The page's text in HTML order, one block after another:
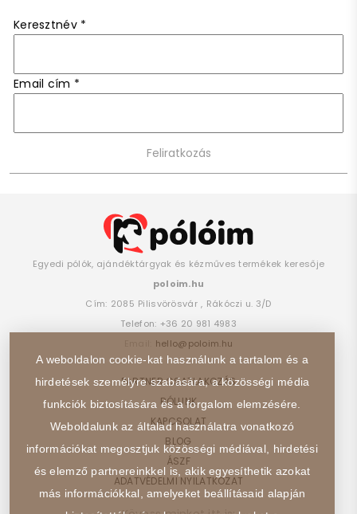
Keresztnév *
Email cím *
Egyedi pólók, ajándéktárgyak és kézműves termékek keresője
poloim.hu
Cím: 2085 Pilisvörösvár , Rákóczi u. 3/D
Telefon: +36 20 981 4983
hello@poloim.hu
PARTNER CSATLAKOZÁS
RÓLUNK
KAPCSOLAT
BLOG
ÁSZF
ADATVÉDELMI NYILATKOZAT
A weboldalon cookie-kat használunk a tartalom és a
hirdetések személyre szabására, a közösségi média
funkciók biztosítására és a forgalom elemzésére.
Weboldalunk az általad használatra vonatkozó
információkat megosztjuk közösségi médiával, hirdetési
és elemző partnereinkkel is, akik egyesíthetik azokat
más információkkal, amelyeket beállításaid alapján